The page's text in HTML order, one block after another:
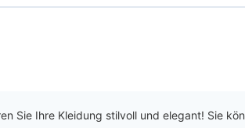
Sie Ihre Kleidung stilvoll und elegant! Sie